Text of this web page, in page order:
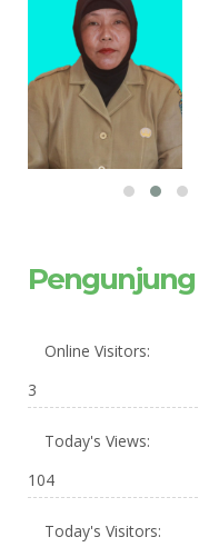
Pengunjung
Online Visitors:
3
Today's Views:
104
Today's Visitors: